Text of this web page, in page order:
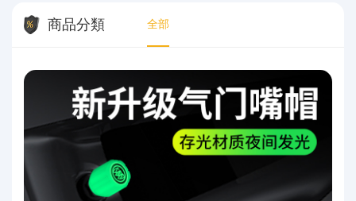
商品分類 全部